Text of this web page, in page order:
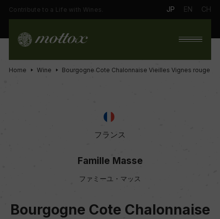
Contribute to a Life with Wines. JP EN CH
Home Wine Bourgogne Cote Chalonnaise Vieilles Vignes rouge
フランス
Famille Masse
ファミーユ・マッス
Bourgogne Cote Chalonnaise